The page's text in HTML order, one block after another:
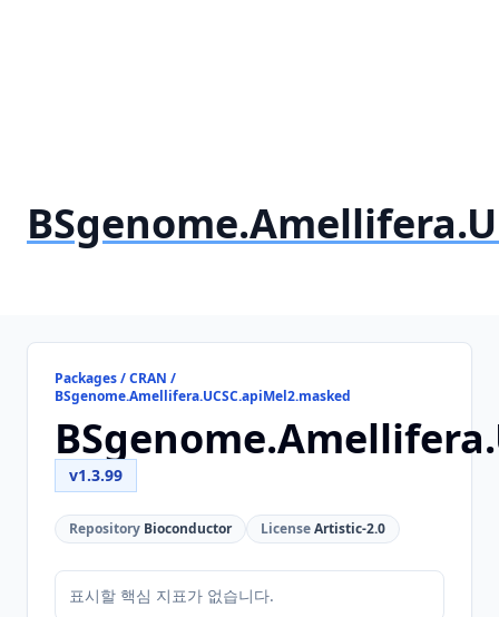
Packages / CRAN /
BSgenome.Amellifera.UCSC.apiMel2.masked
v1.3.99
Repository Bioconductor LicenseArtistic-2.0
표시할 핵심 지표가 없습니다.